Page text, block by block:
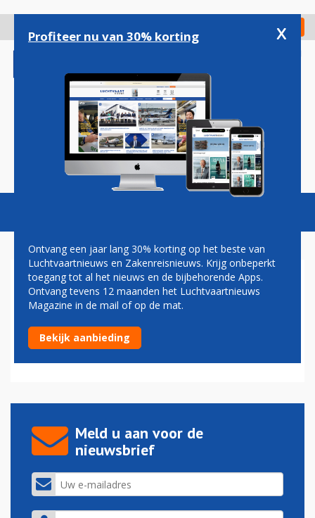
gaan
Check in
Magazine Podcasts Vacatures
AKBAR AL BAKAR
Qatar Airways laat First Class vallen
04-06-2023 - 11:39
Meld u aan voor de
nieuwsbrief
Profiteer nu van 30% korting x
Ontvang een jaar lang 30% korting op het beste van
Luchtvaartnieuws en Zakenreisnieuws. Krijg onbeperkt
toegang tot al het nieuws en de bijbehorende Apps.
Ontvang tevens 12 maanden het Luchtvaartnieuws
Magazine in de mail of op de mat.
Bekijk aanbieding